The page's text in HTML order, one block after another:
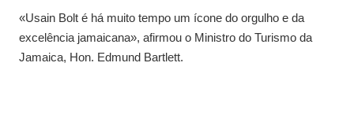
«Usain Bolt é há muito tempo um ícone do orgulho e da
excelência jamaicana», afirmou o Ministro do Turismo da
Jamaica, Hon. Edmund Bartlett.